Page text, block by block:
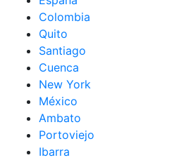
Colombia
Quito
Santiago
Cuenca
New York
México
Ambato
Portoviejo
Ibarra